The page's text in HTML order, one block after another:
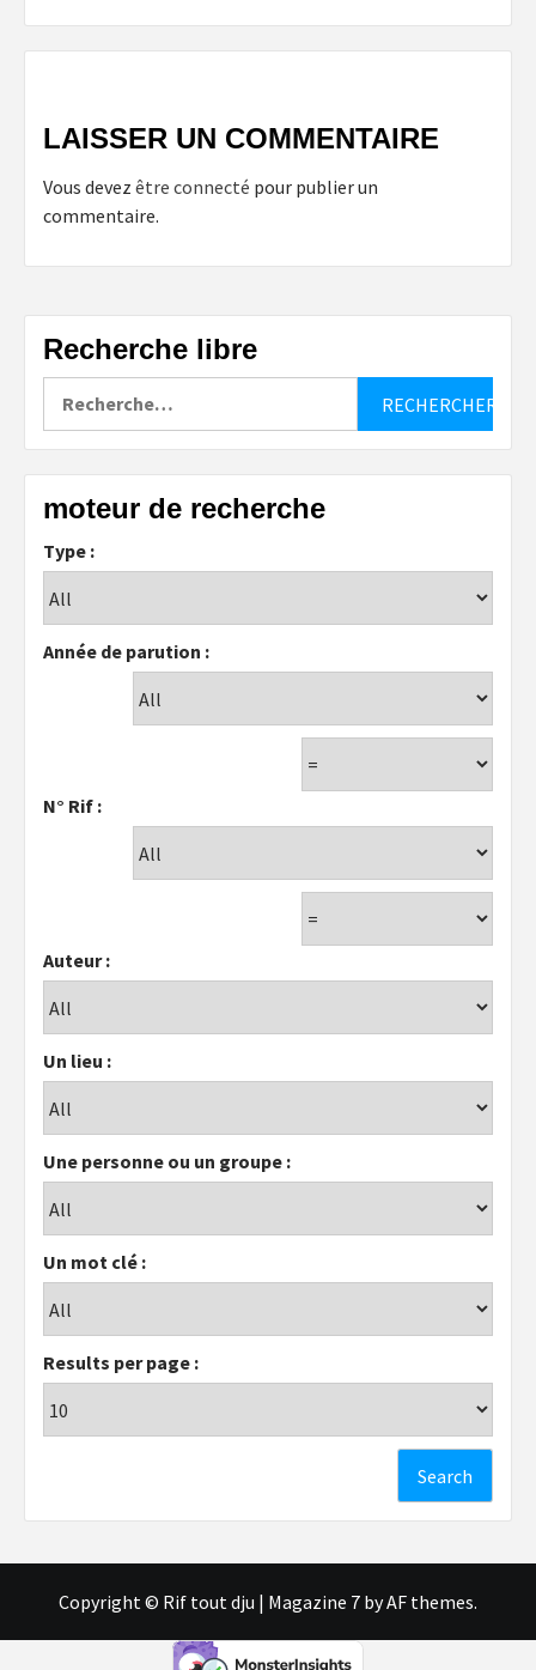
LAISSER UN COMMENTAIRE
Vous devez être connecté pour publier un
commentaire.
Recherche libre
moteur de recherche
Type :
Année de parution :
N° Rif :
Auteur :
Un lieu :
Une personne ou un groupe :
Un mot clé :
Results per page :
Copyright © Rif tout dju | Magazine 7 by AF themes.